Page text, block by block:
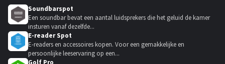
Soundbarspot
Een soundbar bevat een aantal luidsprekers die het geluid de kamer
insturen vanaf dezelfde...
E-reader Spot
E-readers en accessoires kopen. Voor een gemakkelijke en
persoonlijke leeservaring op een...
Golf Pro